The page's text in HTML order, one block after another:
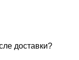
доставки?